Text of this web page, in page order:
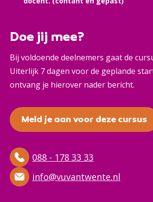
Doe jij mee?
Bij voldoende deelnemers gaat de
Uiterlijk 7 dagen voor de geplande
ontvang je hierover nader bericht.
Meld je aan voor deze cursus
088 - 178 33 33
info@vuvantwente.nl